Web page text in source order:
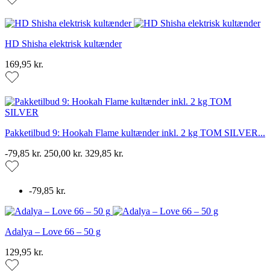
HD Shisha elektrisk kultænder
169,95 kr.
Pakketilbud 9: Hookah Flame kultænder inkl. 2 kg TOM SILVER...
-79,85 kr. 250,00 kr. 329,85 kr.
-79,85 kr.
Adalya – Love 66 – 50 g
129,95 kr.